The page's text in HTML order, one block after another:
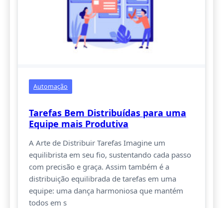
Automação
Tarefas Bem Distribuídas para uma
Equipe mais Produtiva
A Arte de Distribuir Tarefas Imagine um
equilibrista em seu fio, sustentando cada passo
com precisão e graça. Assim também é a
distribuição equilibrada de tarefas em uma
equipe: uma dança harmoniosa que mantém
todos em s